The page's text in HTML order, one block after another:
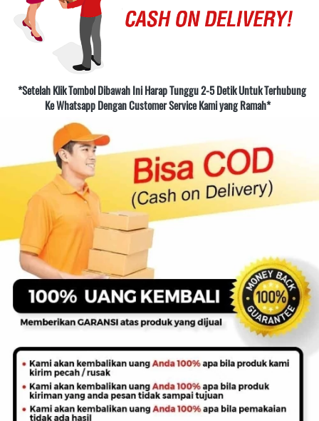
*Setelah Klik Tombol Dibawah Ini Harap Tunggu 2-5 Detik Untuk Terhubung
Ke Whatsapp Dengan Customer Service Kami yang Ramah*